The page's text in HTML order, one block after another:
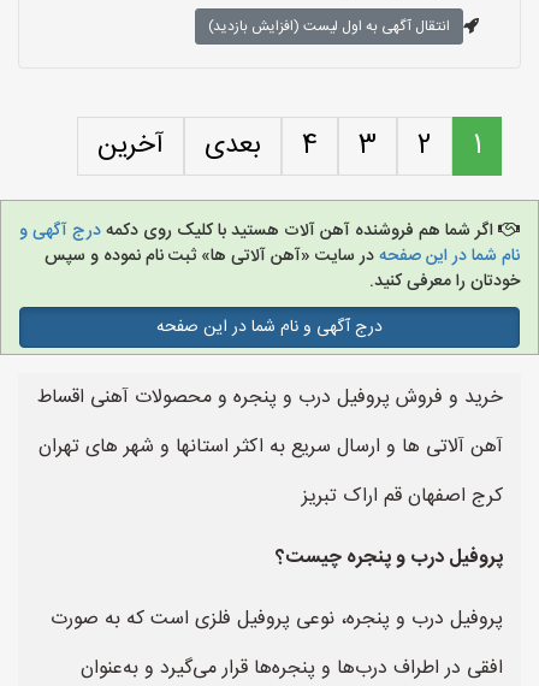
انتقال آگهی به اول لیست (افزایش بازدید)
1
2
3
4 بعدی آخرین
اگر شما هم فروشنده آهن آلات هستید با کلیک روی دکمهدرج آگهی و
نام شما در این صفحهدر سایت «آهن آلاتی ها» ثبت نام نموده و سپس
خودتان را معرفی کنید.
درج آگهی و نام شما در این صفحه
خرید و فروش پروفیل درب و پنجره و محصولات آهنی اقساط
آهن آلاتی ها و ارسال سریع به اکثر استانها و شهر های تهران
کرج اصفهان قم اراک تبریز
پروفیل درب و پنجره چیست؟
پروفیل درب و پنجره، نوعی پروفیل فلزی است که به صورت
افقی در اطراف درب‌ها و پنجره‌ها قرار می‌گیرد و به‌عنوان